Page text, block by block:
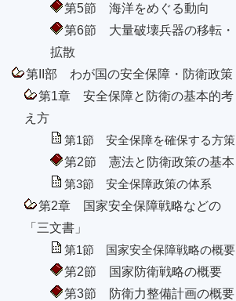
第5節 海洋をめぐる動向
第6節 大量破壊兵器の移転・
拡散
第II部 わが国の安全保障・防衛政策
第1章 安全保障と防衛の基本的考
え方
第1節 安全保障を確保する方策
第2節 憲法と防衛政策の基本
第3節 安全保障政策の体系
第2章 国家安全保障戦略などの
「三文書」
第1節 国家安全保障戦略の概要
第2節 国家防衛戦略の概要
第3節 防衛力整備計画の概要